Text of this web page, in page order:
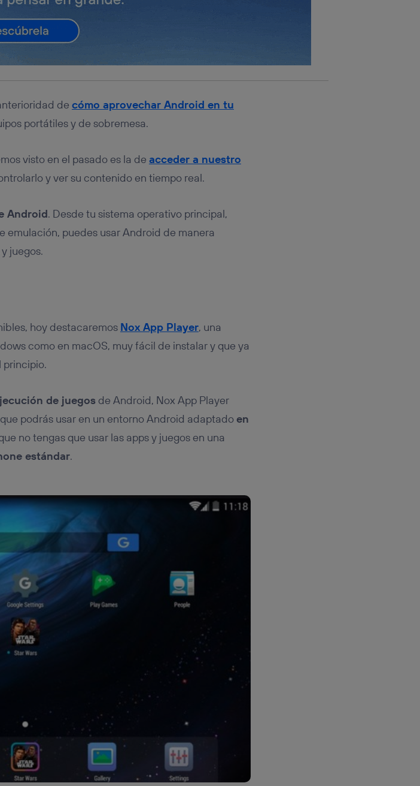
de cómo aprovechar Android en tu
portátiles y de sobremesa.
visto en el pasado es la de acceder a nuestro
y ver su contenido en tiempo real.
Android. Desde tu sistema operativo principal,
emulación, puedes usar Android de manera
juegos.
hoy destacaremos Nox App Player, una
como en macOS, muy fácil de instalar y que ya
de juegosde Android, Nox App Player
podrás usar en un entorno Android adaptadoen
no tengas que usar las apps y juegos en una
estándar.